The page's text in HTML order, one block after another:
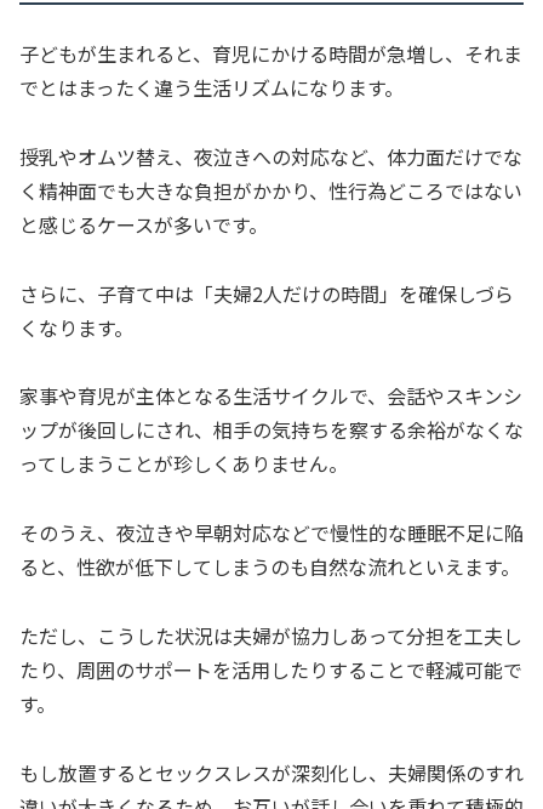
子どもが生まれると、育児にかける時間が急増し、それま
でとはまったく違う生活リズムになります。
授乳やオムツ替え、夜泣きへの対応など、体力面だけでな
く精神面でも大きな負担がかかり、性行為どころではない
と感じるケースが多いです。
さらに、子育て中は「夫婦2人だけの時間」を確保しづら
くなります。
家事や育児が主体となる生活サイクルで、会話やスキンシ
ップが後回しにされ、相手の気持ちを察する余裕がなくな
ってしまうことが珍しくありません。
そのうえ、夜泣きや早朝対応などで慢性的な睡眠不足に陥
ると、性欲が低下してしまうのも自然な流れといえます。
ただし、こうした状況は夫婦が協力しあって分担を工夫し
たり、周囲のサポートを活用したりすることで軽減可能で
す。
もし放置するとセックスレスが深刻化し、夫婦関係のすれ